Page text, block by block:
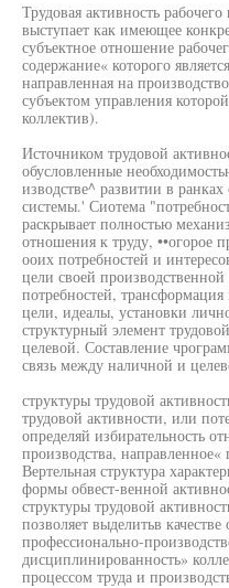
Трудовая активность
выступает как имеющее
субъектное отношение
содержание« которого
направленная на
субъектом управления
коллектив).
Источником трудовой
обусловленные
изводстве^ развитии в
системы.' Сиотема
раскрывает полностью
отношения к труду, ••огорое
ооих потребностей и
цели своей
потребностей,
цели, идеалы, установки
структурный элемент
целевой. Составление
связь между наличной и
структуры трудовой
трудовой активности, или
определяй избирательность
производства, направленное«
Вертельная структура
формы обвест-венной
структуры трудовой
позволяет выделитьв
профессионально-
дисциплинированность»
процессом труда и